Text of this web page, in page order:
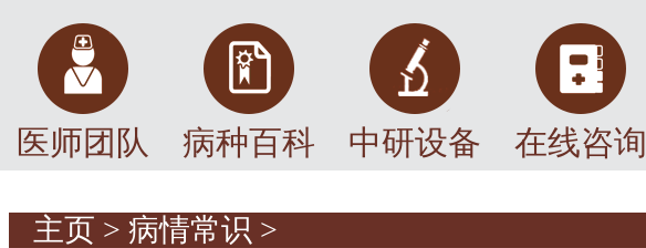
医师团队 病种百科 中研设备 在线咨询
主页 > 病情常识 >